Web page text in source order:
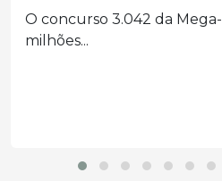
Quatro ocupantes de um
hospital...